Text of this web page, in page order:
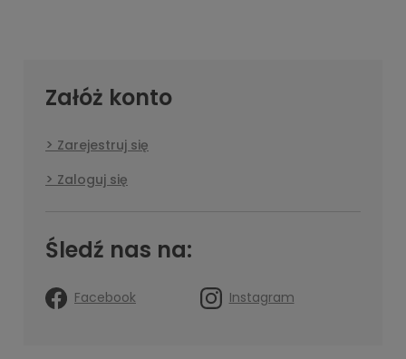
Załóż konto
Zarejestruj się
Zaloguj się
Śledź nas na:
Facebook Instagram